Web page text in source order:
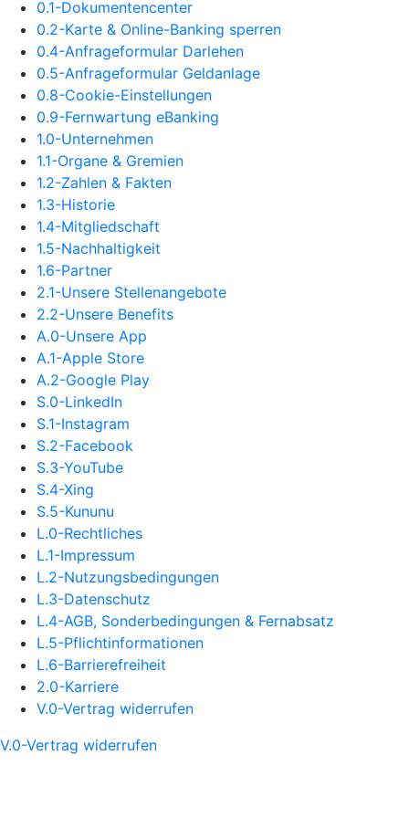
0.1-Dokumentencenter
0.2-Karte & Online-Banking sperren
0.4-Anfrageformular Darlehen
0.5-Anfrageformular Geldanlage
0.8-Cookie-Einstellungen
0.9-Fernwartung eBanking
1.0-Unternehmen
1.1-Organe & Gremien
1.2-Zahlen & Fakten
1.3-Historie
1.4-Mitgliedschaft
1.5-Nachhaltigkeit
1.6-Partner
2.1-Unsere Stellenangebote
2.2-Unsere Benefits
A.0-Unsere App
A.1-Apple Store
A.2-Google Play
S.0-LinkedIn
S.1-Instagram
S.2-Facebook
S.3-YouTube
S.4-Xing
S.5-Kununu
L.0-Rechtliches
L.1-Impressum
L.2-Nutzungsbedingungen
L.3-Datenschutz
L.4-AGB, Sonderbedingungen & Fernabsatz
L.5-Pflichtinformationen
L.6-Barrierefreiheit
2.0-Karriere
V.0-Vertrag widerrufen
V.0-Vertrag widerrufen